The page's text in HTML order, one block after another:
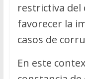
restrictiva del
favorecer la
casos de
En este